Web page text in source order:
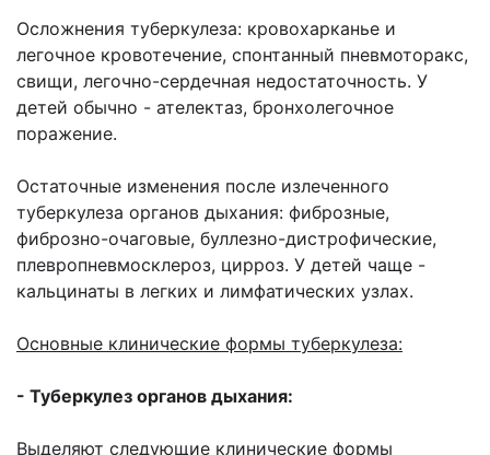
Осложнения туберкулеза: кровохарканье и
легочное кровотечение, спонтанный пневмоторакс,
свищи, легочно-сердечная недостаточность. У
детей обычно - ателектаз, бронхолегочное
поражение.
Остаточные изменения после излеченного
туберкулеза органов дыхания: фиброзные,
фиброзно-очаговые, буллезно-дистрофические,
плевропневмосклероз, цирроз. У детей чаще -
кальцинаты в легких и лимфатических узлах.
Основные клинические формы туберкулеза:
- Туберкулез органов дыхания:
Выделяют следующие клинические формы